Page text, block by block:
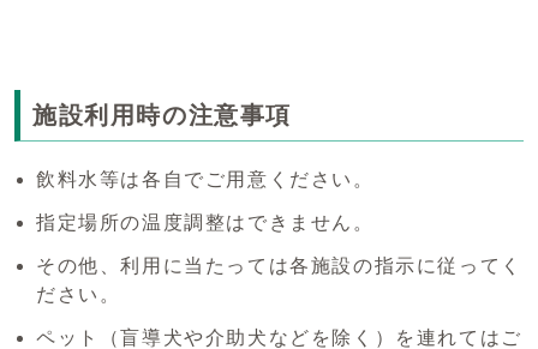
施設利用時の注意事項
飲料水等は各自でご用意ください。
指定場所の温度調整はできません。
その他、利用に当たっては各施設の指示に従ってく
ださい。
ペット（盲導犬や介助犬などを除く）を連れてはご